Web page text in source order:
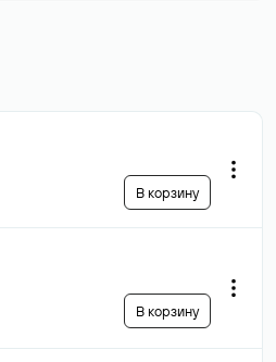
В корзину
В корзину